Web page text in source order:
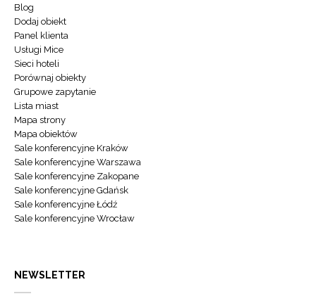
Blog
Dodaj obiekt
Panel klienta
Usługi Mice
Sieci hoteli
Porównaj obiekty
Grupowe zapytanie
Lista miast
Mapa strony
Mapa obiektów
Sale konferencyjne Kraków
Sale konferencyjne Warszawa
Sale konferencyjne Zakopane
Sale konferencyjne Gdańsk
Sale konferencyjne Łódź
Sale konferencyjne Wrocław
NEWSLETTER